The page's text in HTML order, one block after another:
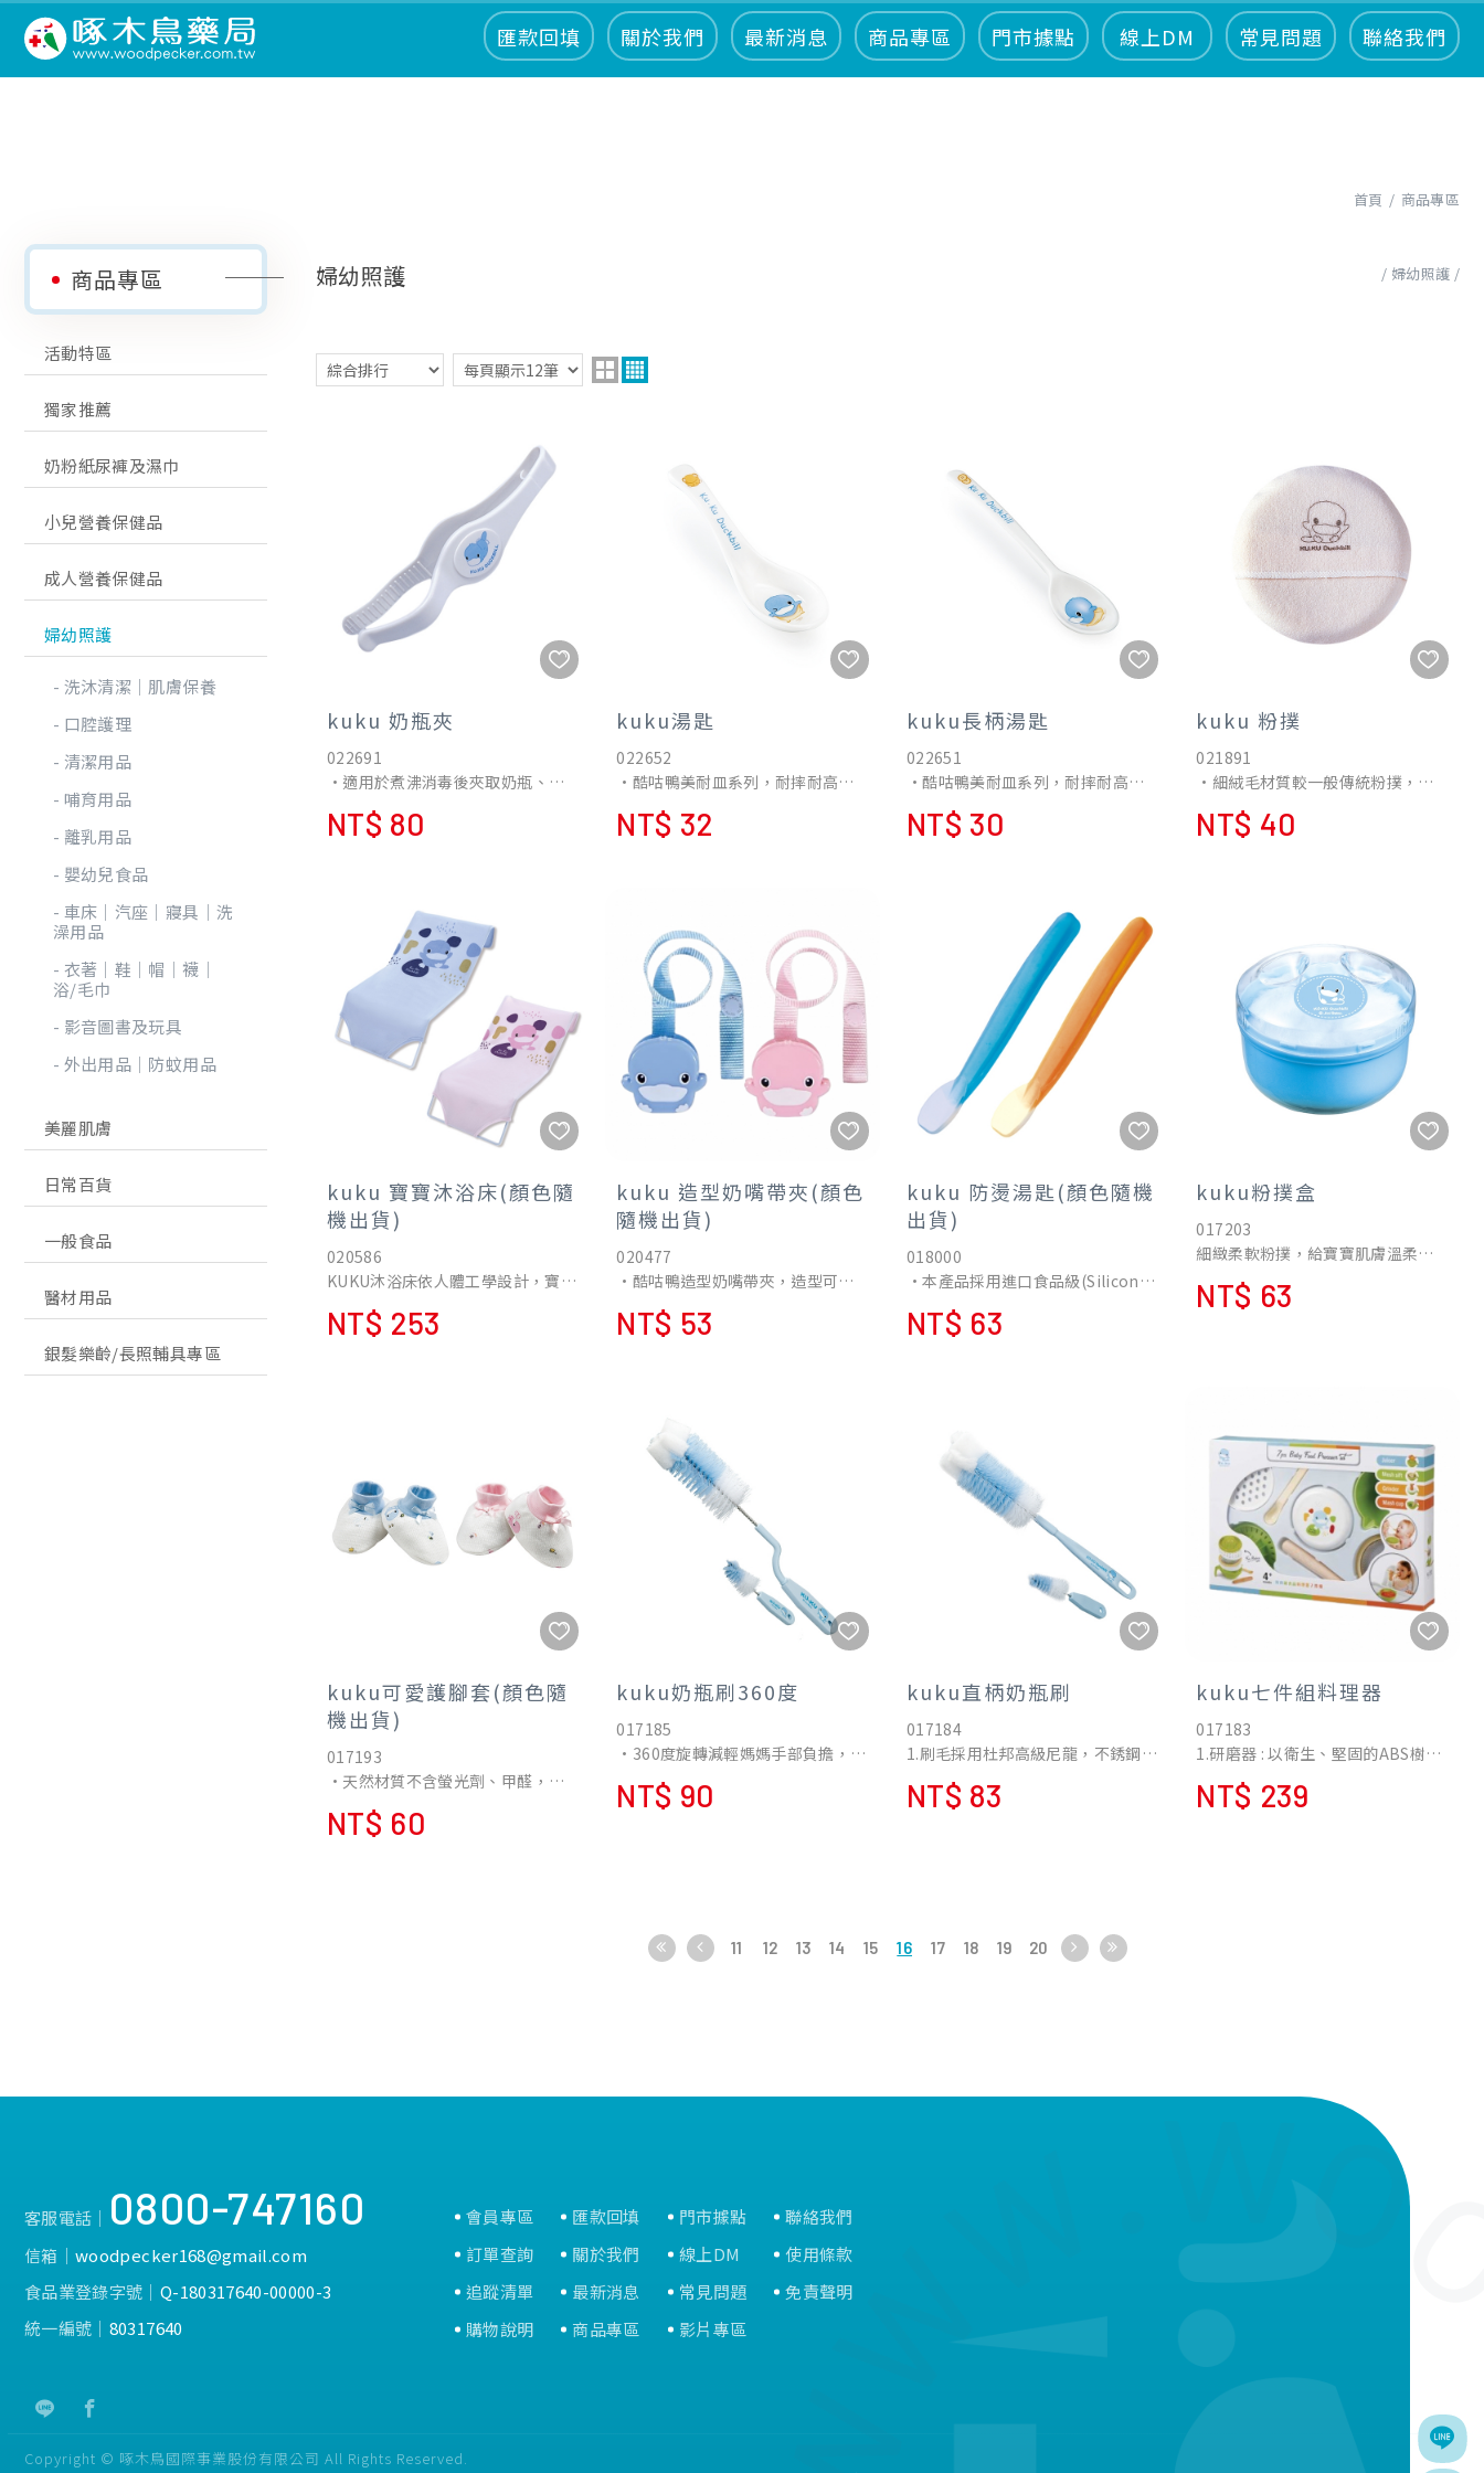
匯款回填 關於我們 最新消息 商品專區 門市據點 線上DM 常見問題 聯絡我們
首頁 商品專區
商品專區
活動特區
獨家推薦
奶粉紙尿褲及濕巾
小兒營養保健品
成人營養保健品
婦幼照護
洗沐清潔│肌膚保養
口腔護理
清潔用品
哺育用品
離乳用品
嬰幼兒食品
車床│汽座│寢具│洗
澡用品
衣著│鞋│帽│襪│
浴/毛巾
影音圖書及玩具
外出用品│防蚊用品
美麗肌膚
日常百貨
一般食品
醫材用品
銀髮樂齡/長照輔具專區
婦幼照護 婦幼照護
kuku 奶瓶夾
022691
•適用於煮沸消毒後夾取奶瓶、奶
嘴及其它育嬰用品時使用。
•奶瓶夾上有彎曲的弧度及凸紋設
NT$ 80
kuku湯匙
022652
•酷咕鴨美耐皿系列，耐摔耐高溫
材質，無毒無味的特性，適合孩子
日常使用，不小心掉落也不怕摔
NT$ 32
kuku長柄湯匙
022651
•酷咕鴨美耐皿系列，耐摔耐高溫
材質，無毒無味的特性，適合孩子
日常使用，不小心掉落也不怕摔
NT$ 30
kuku 粉撲
021891
•細絨毛材質較一般傳統粉撲，好
沾取且提高爽身粉的沾取含量。
NT$ 40
kuku 寶寶沐浴床(顏色隨
機出貨)
020586
KUKU沐浴床依人體工學設計，寶寶
躺臥於沐浴床時能有效支撐寶寶的
臀部、背部、及頸椎讓媽媽為寶寶
NT$ 253
kuku 造型奶嘴帶夾(顏色
隨機出貨)
020477
•酷咕鴨造型奶嘴帶夾，造型可
愛，可輕易地將奶嘴帶夾住寶寶的
衣服，織帶上的壓扣設計，可輕鬆
NT$ 53
kuku 防燙湯匙(顏色隨機
出貨)
018000
•本產品採用進口食品級(Silicone
Rubber)活性矽膠製成，製造符合
美國F.D.A 食品藥物檢驗標準。
NT$ 63
kuku粉撲盒
017203
細緻柔軟粉撲，給寶寶肌膚溫柔觸
NT$ 63
kuku可愛護腳套(顏色隨
機出貨)
017193
•天然材質不含螢光劑、甲醛，使
用更安心。
•採用美國純棉花織成高品質純棉
NT$ 60
kuku奶瓶刷360度
017185
•360度旋轉減輕媽媽手部負擔，輕
鬆洗淨奶瓶。
•刷毛採用杜邦高級尼龍，不銹鋼
NT$ 90
kuku直柄奶瓶刷
017184
1.刷毛採用杜邦高級尼龍，不銹鋼螺
旋棒扣尼龍毛，不生鏽、不脫毛高
溫消毒時也絕不變形。
•小奶瓶刷適合清洗奶嘴、奶瓶蓋
NT$ 83
kuku七件組料理器
017183
1.研磨器 : 以衛生、堅固的ABS樹脂
材質製作，特殊研磨邊設計，可磨
碎水果及蔬菜，使用前先將蔬果去
附著的特性，不論是攪拌或搗碎各
種食物;皆十分方便快速。
4.濾網 : 塑膠環狀物及金屬網孔，係
以超音波焊接，不易破損，配合研
磨器、榨汁器及搗物杯使用，更能
搗碎的食物，亦可以用匙背在搗物
NT$ 239
11 12 13 14 15 16 17 18 19 20
客服電話│ 0800-747160
信箱│woodpecker168@gmail.com
食品業登錄字號│ Q-180317640-00000-3
統一編號│ 80317640
會員專區
訂單查詢
追蹤清單
購物說明
匯款回填
關於我們
最新消息
商品專區
門市據點
線上DM
常見問題
影片專區
聯絡我們
使用條款
免責聲明
Copyright © 啄木鳥國際事業股份有限公司 All Rights Reserved.